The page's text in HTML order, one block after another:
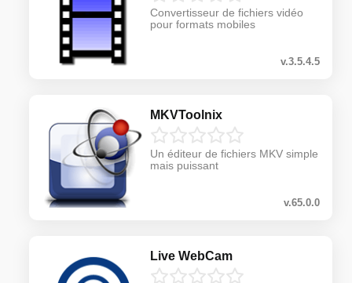
Convertisseur de fichiers vidéo
pour formats mobiles
v.3.5.4.5
MKVToolnix
Un éditeur de fichiers MKV simple
mais puissant
v.65.0.0
Live WebCam